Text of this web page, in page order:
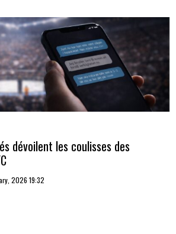
dévoilent les coulisses des
2026 19:32